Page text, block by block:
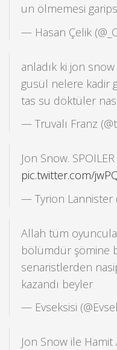
un ölmemesi
— Hasan Çelik
anladık ki jon snow
gusül nelere kadir
tas su döktüler
— Truvalı Franz
Jon Snow.
pic.twitter.com/
— Tyrion Lannister
Allah tüm
bölümdür şömine
senaristlerden
kazandı beyler
— Evseksisi
Jon Snow ile Hamit